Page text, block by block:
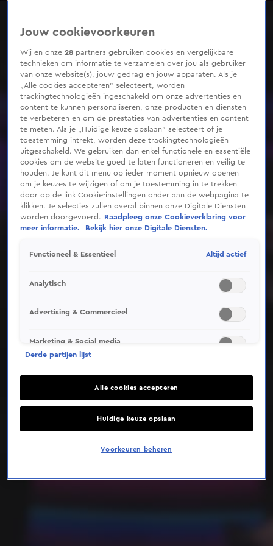
seconds
Deze video is niet beschikbaar op je huidige locatie
Jouw cookievoorkeuren
Wij en onze28 partners gebruiken cookies en vergelijkbare
technieken om informatie te verzamelen over jou als gebruiker
van onze website(s), jouw gedrag en jouw apparaten. Als je
„Alle cookies accepteren” selecteert, worden
trackingtechnologieën ingeschakeld om onze advertenties en
content te kunnen personaliseren, onze producten en diensten
te verbeteren en om de prestaties van advertenties en content
te meten. Als je „Huidige keuze opslaan” selecteert of je
toestemming intrekt, worden deze trackingtechnologieën
uitgeschakeld. We gebruiken dan enkel functionele en essentiële
cookies om de website goed te laten functioneren en veilig te
houden. Je kunt dit menu op ieder moment opnieuw openen
om je keuzes te wijzigen of om je toestemming in te trekken
door op de link Cookie-instellingen onder aan de webpagina te
klikken. Je selecties zullen overal binnen onze Digitale Diensten
worden doorgevoerd.
Raadpleeg onze Cookieverklaring voor
meer informatie.
Bekijk hier onze Digitale Diensten.
Functioneel & Essentieel Altijd actief
Analytisch
Advertising & Commercieel
Marketing & Social media
Derde partijen lijst
Alle cookies accepteren
Huidige keuze opslaan
Voorkeuren beheren